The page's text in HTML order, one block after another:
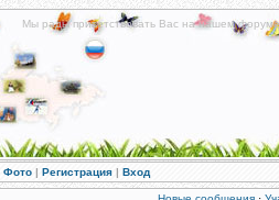
Мы рады приветствовать Вас на нашем
Фото | Регистрация | Вход